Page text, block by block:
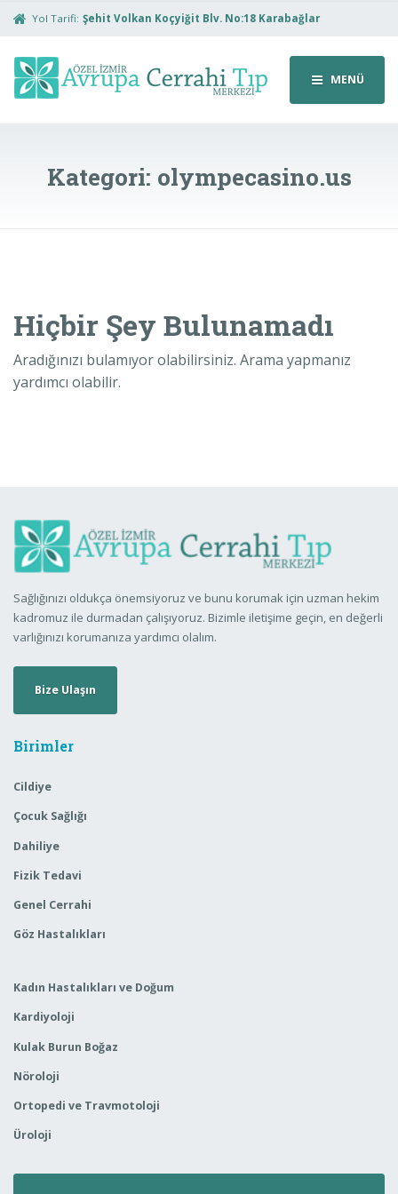
Yol Tarifi: Şehit Volkan Koçyiğit Blv. No:18 Karabağlar
MENÜ
Kategori: olympecasino.us
Hiçbir Şey Bulunamadı
Aradığınızı bulamıyor olabilirsiniz. Arama yapmanız
yardımcı olabilir.
Sağlığınızı oldukça önemsiyoruz ve bunu korumak için uzman hekim
kadromuz ile durmadan çalışıyoruz. Bizimle iletişime geçin, en değerli
varlığınızı korumanıza yardımcı olalım.
Bize Ulaşın
Birimler
Cildiye
Çocuk Sağlığı
Dahiliye
Fizik Tedavi
Genel Cerrahi
Göz Hastalıkları
Kadın Hastalıkları ve Doğum
Kardiyoloji
Kulak Burun Boğaz
Nöroloji
Ortopedi ve Travmotoloji
Üroloji